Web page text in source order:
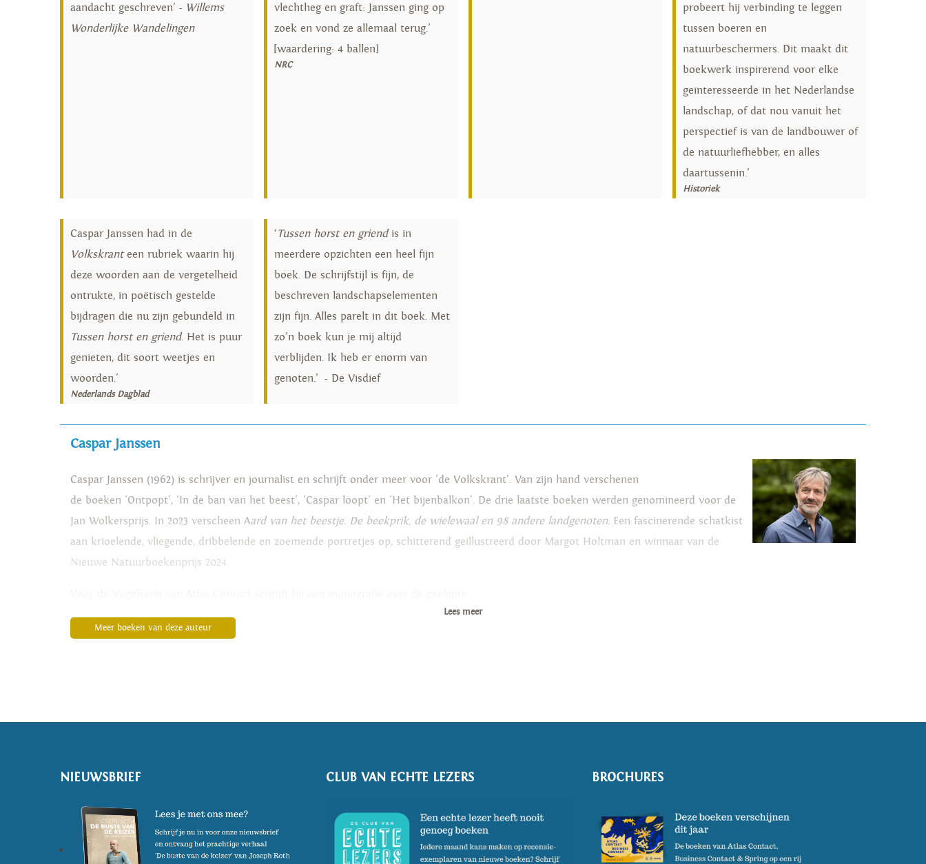
aandacht geschreven’ - Willems
Wonderlijke Wandelingen
vlechtheg en graft: Janssen ging op
zoek en vond ze allemaal terug.’
[waardering: 4 ballen]
NRC
probeert hij verbinding te leggen
tussen boeren en
natuurbeschermers. Dit maakt dit
boekwerk inspirerend voor elke
geïnteresseerde in het Nederlandse
landschap, of dat nou vanuit het
perspectief is van de landbouwer of
de natuurliefhebber, en alles
daartussenin.’
Historiek
Caspar Janssen had in de
Volkskranteen rubriek waarin hij
deze woorden aan de vergetelheid
ontrukte, in poëtisch gestelde
bijdragen die nu zijn gebundeld in
Tussen horst en griend. Het is puur
genieten, dit soort weetjes en
woorden.'
Nederlands Dagblad
‘Tussen horst en griendis in
meerdere opzichten een heel fijn
boek. De schrijfstijl is fijn, de
beschreven landschapselementen
zijn fijn. Alles parelt in dit boek. Met
zo’n boek kun je mij altijd
verblijden. Ik heb er enorm van
genoten.’ - De Visdief
Caspar Janssen
Caspar Janssen (1962) is schrijver en journalist en schrijft onder meer voor 'de Volkskrant'. Van zijn hand verschenen
de boeken 'Ontpopt', 'In de ban van het beest', 'Caspar loopt' en 'Het bijenbalkon'. De drie laatste boeken werden genomineerd voor de
Jan Wolkersprijs. In 2023 verscheen Aard van het beestje. De beekprik, de wielewaal en 98 andere landgenoten. Een fascinerende schatkist
aan krioelende, vliegende, dribbelende en zoemende portretjes op, schitterend geïllustreerd door Margot Holtman en winnaar van de
Nieuwe Natuurboekenprijs 2024.
Lees meer
Meer boeken van deze auteur
NIEUWSBRIEF CLUB VAN ECHTE LEZERS BROCHURES